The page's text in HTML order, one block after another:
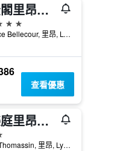
美憬閣里昂皇家酒店
20 Place Bellecour, 里昂, Lyon Metropolis, 法國
查看優惠
馨樂庭里昂普萊斯吉樂酒店
2 Rue Thomassin, 里昂, Lyon Metropolis, 法國